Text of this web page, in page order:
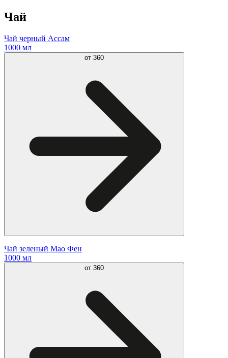
Чай
Чай черный Ассам
1000 мл
от 360
Чай зеленый Мао Фен
1000 мл
от 360